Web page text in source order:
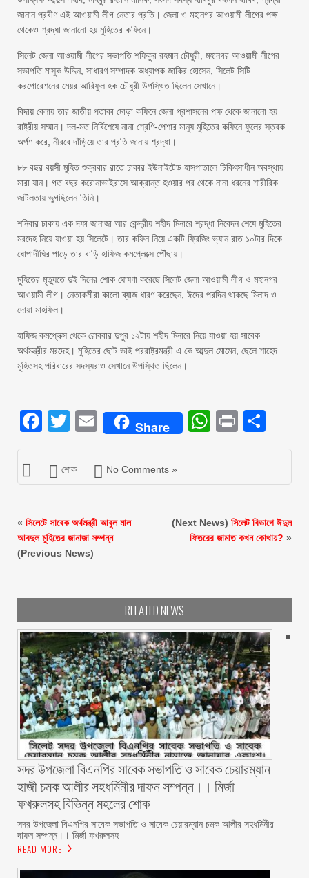
জানান প্রবীণ এই আওয়ামী লীগ নেতার প্রতি। জেলা ও মহানগর আওয়ামী লীগের পক্ষ
থেকেও শ্রদ্ধা জানানো হয় মুহিতের কফিনে।
সিলেট জেলা আওয়ামী লীগের সভাপতি শফিকুর রহমান চৌধুরী, মহানগর আওয়ামী লীগের
সভাপতি মাসুক উদ্দিন, সাধারণ সম্পাদক অধ্যাপক জাকির হোসেন, সিলেট সিটি
করপোরেশনের মেয়র আরিফুল হক চৌধুরী উপস্থিত ছিলেন সেখানে।
বিদায় বেলায় তার জাতীয় পতাকা মোড়া কফিনে জেলা প্রশাসনের পক্ষ থেকে জানানো হয়
রাষ্ট্রীয় সম্মান। দল-মত নির্বিশেষে নানা শ্রেণি-পেশার মানুষ মুহিতের কফিনে ফুলের স্তবক
অর্পণ করে, নীরবে দাঁড়িয়ে তার প্রতি জানায় শ্রদ্ধা।
৮৮ বছর বয়সী মুহিত শুক্রবার রাতে ঢাকার ইউনাইটেড হাসপাতালে চিকিৎসাধীন অবস্থায়
মারা যান। গত বছর করোনাভাইরাসে আক্রান্ত হওয়ার পর থেকে নানা ধরনের শারীরিক
জটিলতায় ভুগছিলেন তিনি।
শনিবার ঢাকায় এক দফা জানাজা আর কেন্দ্রীয় শহীদ মিনারে শ্রদ্ধা নিবেদন শেষে মুহিতের
মরদেহ নিয়ে যাওয়া হয় সিলেটে। তার কফিন নিয়ে একটি ফ্রিজিং ভ্যান রাত ১০টার দিকে
ধোপাদীঘির পাড়ে তার বাড়ি হাফিজ কমপ্লেক্সে পৌঁছায়।
মুহিতের মৃত্যুতে দুই দিনের শোক ঘোষণা করেছে সিলেট জেলা আওয়ামী লীগ ও মহানগর
আওয়ামী লীগ। নেতাকর্মীরা কালো ব্যাজ ধারণ করেছেন, ঈদের পরদিন থাকছে মিলাদ ও
দোয়া মাহফিল।
হাফিজ কমপ্লেক্স থেকে রোববার দুপুর ১২টায় শহীদ মিনারে নিয়ে যাওয়া হয় সাবেক
অর্থমন্ত্রীর মরদেহ। মুহিতের ছোট ভাই পররাষ্ট্রমন্ত্রী এ কে আব্দুল মোমেন, ছেলে শাহেদ
মুহিতসহ পরিবারের সদস্যরাও সেখানে উপস্থিত ছিলেন।
Facebook
Twitter
EmailShare Print
শোক No Comments »
« সিলেটে সাবেক অর্থমন্ত্রী আবুল মাল
আবদুল মুহিতের জানাজা সম্পন্ন
(Previous News)
(Next News) সিলেট বিভাগে ঈদুল
ফিতরের জামাত কখন কোথায়? »
RELATED NEWS
সদর উপজেলা বিএনপির সাবেক সভাপতি ও সাবেক চেয়ারম্যান
হাজী চমক আলীর সহধর্মিনীর দাফন সম্পন্ন।। মির্জা
ফখরুলসহ বিভিন্ন মহলের শোক
সদর উপজেলা বিএনপির সাবেক সভাপতি ও সাবেক চেয়ারম্যান চমক আলীর সহধর্মিনীর
দাফন সম্পন্ন।। মির্জা ফখরুলসহ
READ MORE